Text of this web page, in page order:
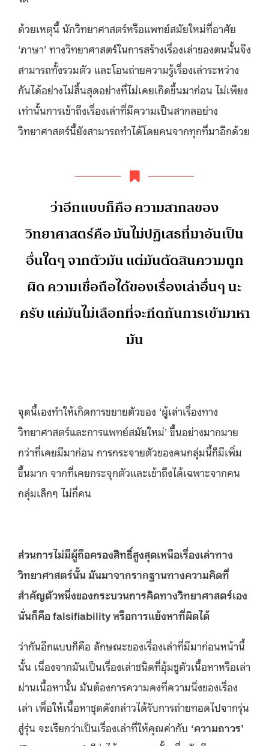
ด้วยเหตุนี้ นักวิทยาศาสตร์หรือแพทย์สมัยใหม่ที่อาศัย
‘ภาษา’ ทางวิทยาศาสตร์ในการสร้างเรื่องเล่าของตนนั้นจึง
สามารถทั้งรวมตัว และโอนถ่ายความรู้เรื่องเล่าระหว่าง
กันได้อย่างไม่สิ้นสุดอย่างที่ไม่เคยเกิดขึ้นมาก่อน ไม่เพียง
เท่านั้นการเข้าถึงเรื่องเล่าที่มีความเป็นสากลอย่าง
วิทยาศาสตร์นี้ยังสามารถทำได้โดยคนจากทุกที่มาอีกด้วย
ว่าอีกแบบก็คือ ความสากลของ
วิทยาศาสตร์คือ มันไม่ปฏิเสธที่มาอันเป็น
อื่นใดๆ จากตัวมัน แต่มันตัดสินความถูก
ผิด ความเชื่อถือได้ของเรื่องเล่าอื่นๆ นะ
ครับ แค่มันไม่เลือกที่จะกีดกันการเข้ามาหา
มัน
จุดนี้เองทำให้เกิดการขยายตัวของ ‘ผู้เล่าเรื่องทาง
วิทยาศาสตร์และการแพทย์สมัยใหม่’ ขึ้นอย่างมากมาย
กว่าที่เคยมีมาก่อน การกระจายตัวของคนกลุ่มนี้ก็มีเพิ่ม
ขึ้นมาก จากที่เคยกระจุกตัวและเข้าถึงได้เฉพาะจากคน
กลุ่มเล็กๆ ไม่กี่คน
ส่วนการไม่มีผู้ถือครองสิทธิ์สูงสุดเหนือเรื่องเล่าทาง
วิทยาศาสตร์นั้น มันมาจากรากฐานทางความคิดที่
สำคัญตัวหนึ่งของกระบวนการคิดทางวิทยาศาสตร์เอง
นั่นก็คือ falsifiability หรือการแย้งหาที่ผิดได้
ว่ากันอีกแบบก็คือ ลักษณะของเรื่องเล่าที่มีมาก่อนหน้านี้
นั้น เนื่องจากมันเป็นเรื่องเล่าชนิดที่อุ้มชูตัวเนื้อหาหรือเล่า
ผ่านเนื้อหานั้น มันต้องการความคงที่ความนิ่งของเรื่อง
เล่า เพื่อให้เนื้อหาชุดดังกล่าวได้รับการถ่ายทอดไปจากรุ่น
สู่รุ่น จะเรียกว่าเป็นเรื่องเล่าที่ให้คุณค่ากับ ‘ความถาวร’